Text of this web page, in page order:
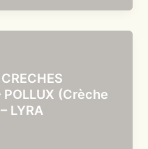
POLLUX (Crèche
LYRA